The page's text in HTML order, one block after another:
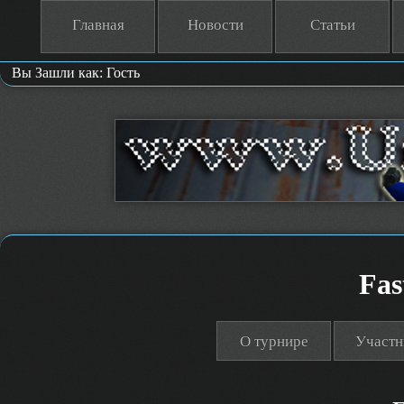
Главная Новости Статьи
Вы Зашли как: Гость
О турнире